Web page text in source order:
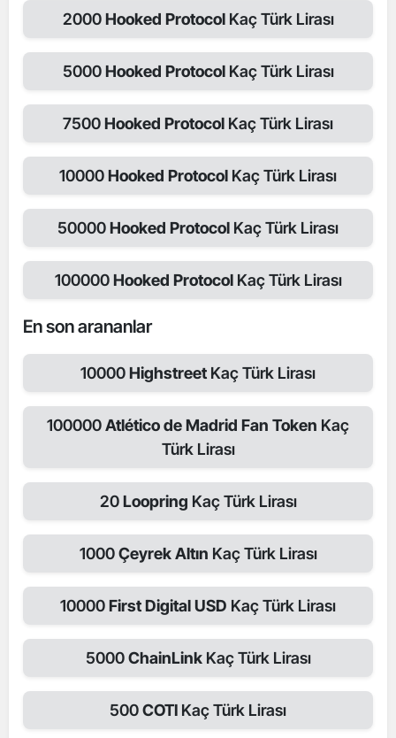
2000Hooked Protocol Kaç Türk Lirası
5000Hooked Protocol Kaç Türk Lirası
7500Hooked Protocol Kaç Türk Lirası
10000Hooked Protocol Kaç Türk Lirası
50000Hooked Protocol Kaç Türk Lirası
100000Hooked Protocol Kaç Türk Lirası
En son arananlar
10000Highstreet Kaç Türk Lirası
100000Atlético de Madrid Fan Token Kaç
Türk Lirası
20Loopring Kaç Türk Lirası
1000Çeyrek Altın Kaç Türk Lirası
10000First Digital USD Kaç Türk Lirası
5000ChainLink Kaç Türk Lirası
500COTI Kaç Türk Lirası